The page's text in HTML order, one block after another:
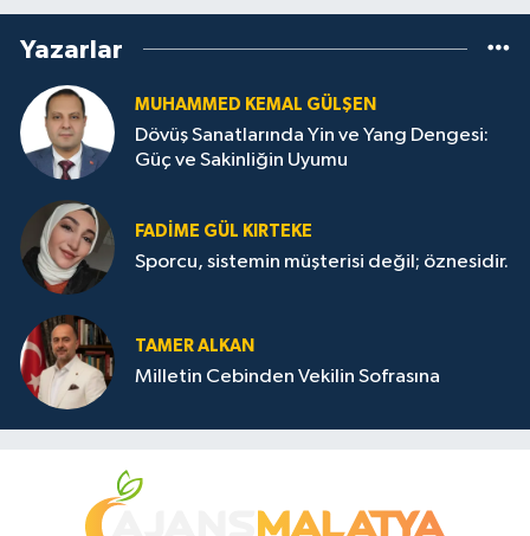
Yazarlar
MUHAMMED KEMAL GÜLŞEN
Dövüş Sanatlarında Yin ve Yang Dengesi:
Güç ve Sakinliğin Uyumu
FADIME GÜL KIRTEKE
Sporcu, sistemin müşterisi değil; öznesidir.
TAMER ALKAN
Milletin Cebinden Vekilin Sofrasına